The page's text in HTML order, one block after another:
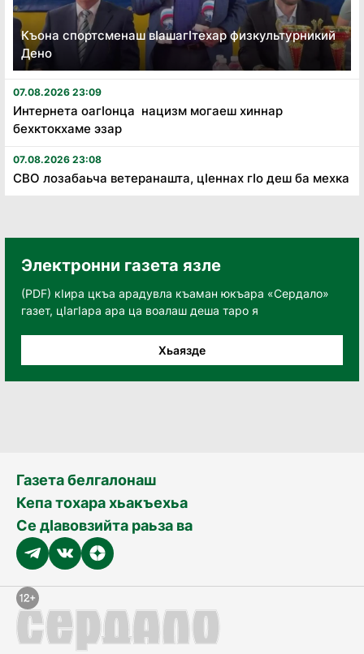
Къона спортсменаш вӏашагӏтехар физкультурникий
Дено
07.08.2026 23:09
Интернета оагӏонца нацизм могаеш хиннар
бехктокхаме эзар
07.08.2026 23:08
СВО лозабаьча ветеранашта, цӏеннах гӏо деш ба мехка
Электронни газета язле
(PDF) кӀира цкъа арадувла къаман юкъара «Сердало»
газет, цӀагӀара ара ца воалаш деша таро я
Хьаязде
Газета белгалонаш
Кепа тохара хьакъехьа
Се дӀавовзийта раьза ва